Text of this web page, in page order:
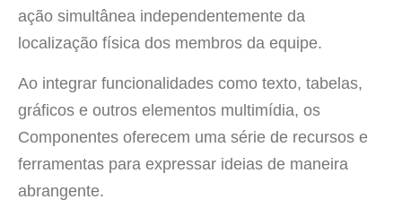
ação simultânea independentemente da
localização física dos membros da equipe.
Ao integrar funcionalidades como texto, tabelas,
gráficos e outros elementos multimídia, os
Componentes oferecem uma série de recursos e
ferramentas para expressar ideias de maneira
abrangente.